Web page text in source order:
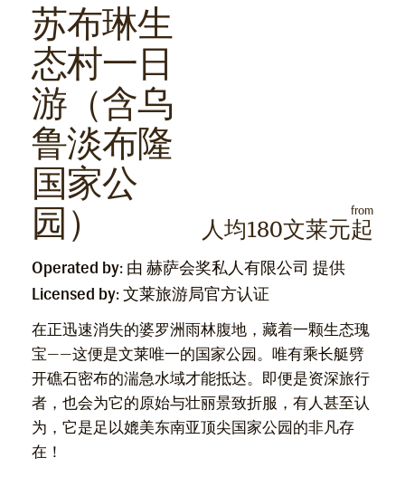
苏布琳生
态村一日
游（含乌
鲁淡布隆
国家公
园）
from
人均180文莱元起
Operated by: 由 赫萨会奖私人有限公司 提供
Licensed by: 文莱旅游局官方认证
在正迅速消失的婆罗洲雨林腹地，藏着一颗生态瑰
宝——这便是文莱唯一的国家公园。唯有乘长艇劈
开礁石密布的湍急水域才能抵达。即便是资深旅行
者，也会为它的原始与壮丽景致折服，有人甚至认
为，它是足以媲美东南亚顶尖国家公园的非凡存
在！